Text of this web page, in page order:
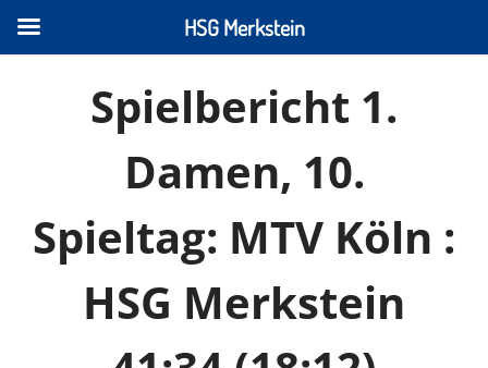
Spielbericht 1.
Damen, 10.
Spieltag: MTV Köln :
HSG Merkstein
HSG Merkstein